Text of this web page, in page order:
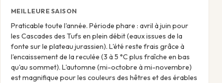
MEILLEURE SAISON
Praticable toute l'année. Période phare : avril à juin pour
les Cascades des Tufs en plein débit (eaux issues de la
fonte sur le plateau jurassien). L'été reste frais grâce à
l'encaissement de la reculée (3 à 5 °C plus fraîche en bas
qu'au sommet). L'automne (mi-octobre à mi-novembre)
est magnifique pour les couleurs des hêtres et des érables